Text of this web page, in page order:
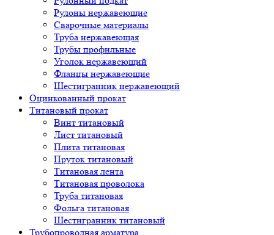
Рулоны нержавеющие
Сварочные материалы
Труба нержавеющая
Трубы профильные
Уголок нержавеющий
Фланцы нержавеющие
Шестигранник нержавеющий
Оцинкованный прокат
Титановый прокат
Винт титановый
Лист титановый
Плита титановая
Пруток титановый
Титановая лента
Титановая проволока
Труба титановая
Фольга титановая
Шестигранник титановый
Трубопроводная арматура